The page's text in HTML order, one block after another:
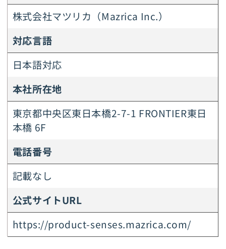
株式会社マツリカ（Mazrica Inc.）
対応言語
日本語対応
本社所在地
東京都中央区東日本橋2-7-1 FRONTIER東日
本橋 6F
電話番号
記載なし
公式サイトURL
https://product-senses.mazrica.com/